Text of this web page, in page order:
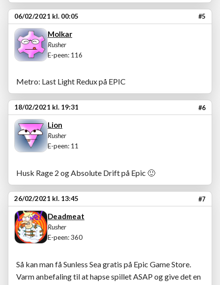
06/02/2021 kl. 00:05 #5
Molkar
Rusher
E-peen: 116
Metro: Last Light Redux på EPIC
18/02/2021 kl. 19:31 #6
Lion
Rusher
E-peen: 11
Husk Rage 2 og Absolute Drift på Epic 🙂
26/02/2021 kl. 13:45 #7
Deadmeat
Rusher
E-peen: 360
Så kan man få Sunless Sea gratis på Epic Game Store.
Varm anbefaling til at hapse spillet ASAP og give det en